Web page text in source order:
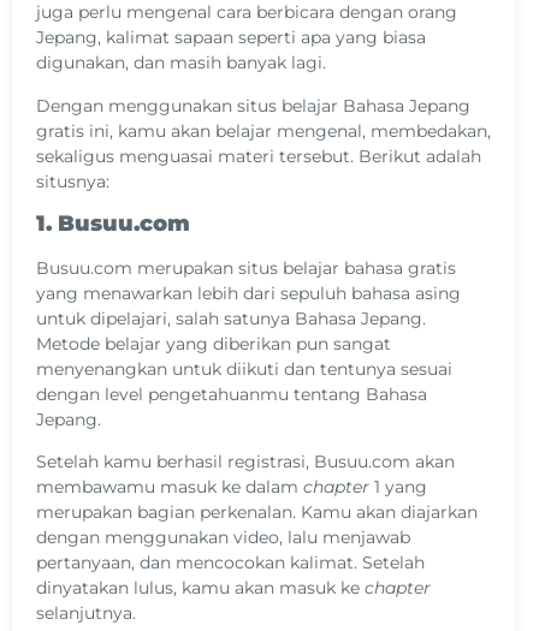
juga perlu mengenal cara berbicara dengan orang
Jepang, kalimat sapaan seperti apa yang biasa
digunakan, dan masih banyak lagi.
Dengan menggunakan situs belajar Bahasa Jepang
gratis ini, kamu akan belajar mengenal, membedakan,
sekaligus menguasai materi tersebut. Berikut adalah
situsnya:
1. Busuu.com
Busuu.com merupakan situs belajar bahasa gratis
yang menawarkan lebih dari sepuluh bahasa asing
untuk dipelajari, salah satunya Bahasa Jepang.
Metode belajar yang diberikan pun sangat
menyenangkan untuk diikuti dan tentunya sesuai
dengan level pengetahuanmu tentang Bahasa
Jepang.
Setelah kamu berhasil registrasi, Busuu.com akan
membawamu masuk ke dalam chapter 1 yang
merupakan bagian perkenalan. Kamu akan diajarkan
dengan menggunakan video, lalu menjawab
pertanyaan, dan mencocokan kalimat. Setelah
dinyatakan lulus, kamu akan masuk ke chapter
selanjutnya.